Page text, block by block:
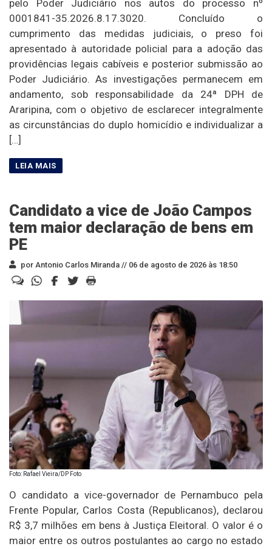
pelo Poder Judiciário nos autos do processo nº
0001841-35.2026.8.17.3020. Concluído o
cumprimento das medidas judiciais, o preso foi
apresentado à autoridade policial para a adoção das
providências legais cabíveis e posterior submissão ao
Poder Judiciário. As investigações permanecem em
andamento, sob responsabilidade da 24ª DPH de
Araripina, com o objetivo de esclarecer integralmente
as circunstâncias do duplo homicídio e individualizar a
[…]
Candidato a vice de João Campos
tem maior declaração de bens em
PE
por Antonio Carlos Miranda // 06 de agosto de 2026 às 18:50
Foto: Rafael Vieira/DP Foto
O candidato a vice-governador de Pernambuco pela
Frente Popular, Carlos Costa (Republicanos), declarou
R$ 3,7 milhões em bens à Justiça Eleitoral. O valor é o
maior entre os outros postulantes ao cargo no estado